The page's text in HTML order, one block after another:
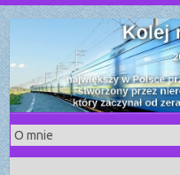
S
k
i
p
t
o
c
o